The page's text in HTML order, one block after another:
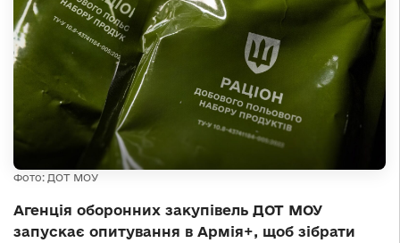
Фото: ДОТ МОУ
Агенція оборонних закупівель ДОТ МОУ
запускає опитування в Армія+, щоб зібрати